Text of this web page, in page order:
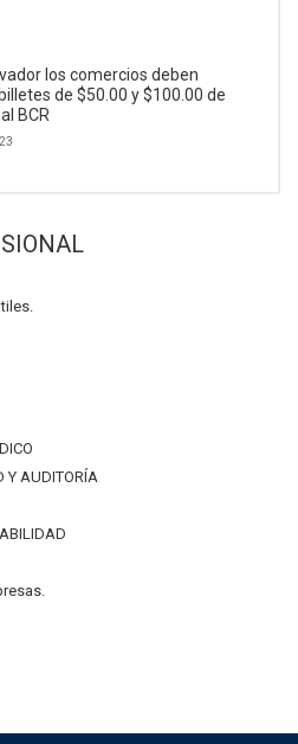
los comercios deben
de $50.00 y $100.00 de
BCR
Y AUDITORÍA